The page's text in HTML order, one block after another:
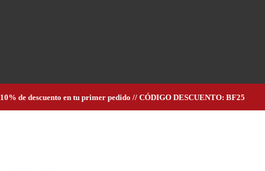
10% de descuento en tu primer pedido // CÓDIGO DESCUENTO: BF25